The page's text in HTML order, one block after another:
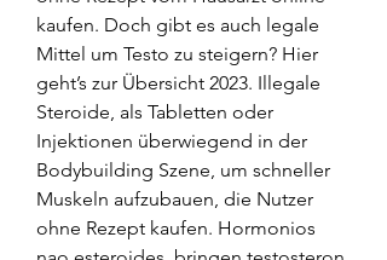
kaufen. Doch gibt es auch legale
Mittel um Testo zu steigern? Hier
geht’s zur Übersicht 2023. Illegale
Steroide, als Tabletten oder
Injektionen überwiegend in der
Bodybuilding Szene, um schneller
Muskeln aufzubauen, die Nutzer
ohne Rezept kaufen. Hormonios